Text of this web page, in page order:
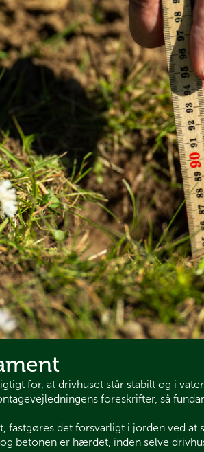
for, at drivhuset står stabilt og i
foreskrifter, så
fastgøres det forsvarligt i jorden ved
betonen er hærdet, inden selve